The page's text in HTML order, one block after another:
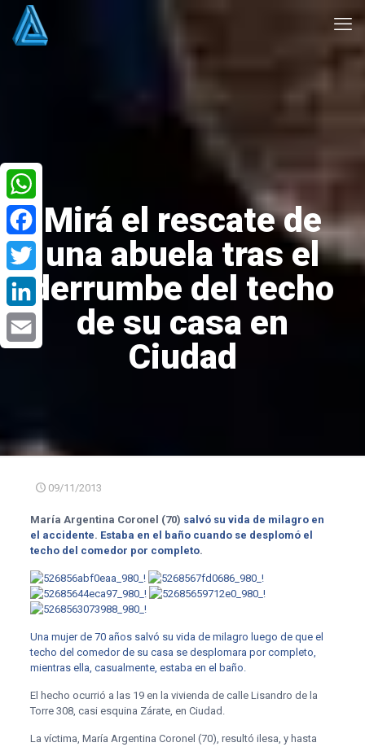
Mirá el rescate de
una abuela tras el
derrumbe del techo
de su casa en
Ciudad
09/11/2013
María Argentina Coronel (70) salvó su vida de milagro en
el accidente. Estaba en el baño cuando se desplomó el
techo del comedor por completo.
Una mujer de 70 años salvó su vida de milagro luego de que el
techo del comedor de su casa se desplomara por completo,
mientras ella, casualmente, estaba en el baño.
El hecho ocurrió a las 19 en la vivienda de calle Lisandro de la
Torre 308, casi esquina Zárate, en Ciudad.
La víctima, María Argentina Coronel (70), resultó ilesa, y hasta
WhatsApp
Facebook
Twitter
LinkedIn